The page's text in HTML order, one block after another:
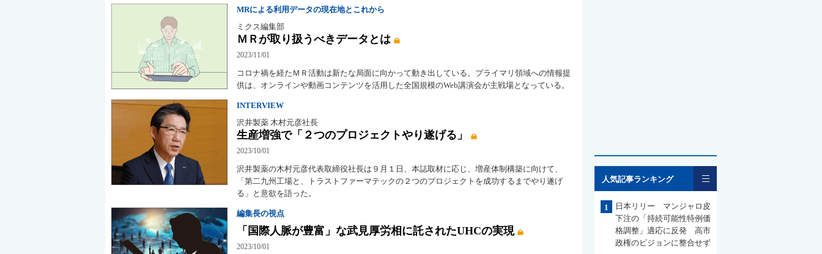
MRによる利用データの現在地とこれから
ミクス編集部
ＭＲが取り扱うべきデータとは
2023/11/01
コロナ禍を経たＭＲ活動は新たな局面に向かって動き出している。プライマリ領域への情報提
供は、オンラインや動画コンテンツを活用した全国規模のWeb講演会が主戦場となっている。
INTERVIEW
沢井製薬 木村元彦社長
生産増強で「２つのプロジェクトやり遂げる」
2023/10/01
沢井製薬の木村元彦代表取締役社長は９月１日、本誌取材に応じ、増産体制構築に向けて、
「第二九州工場と、トラストファーマテックの２つのプロジェクトを成功するまでやり遂げ
る」と意欲を語った。
編集長の視点
「国際人脈が豊富」な武見厚労相に託されたUHCの実現
2023/10/01
人気記事ランキング
1
日本リリー マンジャロ皮
下注の「持続可能性特例価
格調整」適応に反発 高市
政権のビジョンに整合せず